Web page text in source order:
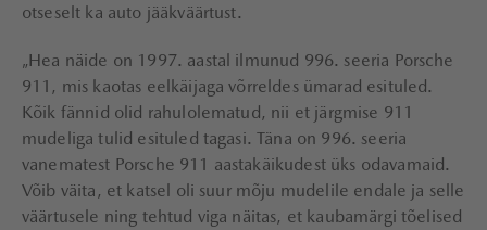
otseselt ka auto jääkväärtust.
„Hea näide on 1997. aastal ilmunud 996. seeria Porsche
911, mis kaotas eelkäijaga võrreldes ümarad esituled.
Kõik fännid olid rahulolematud, nii et järgmise 911
mudeliga tulid esituled tagasi. Täna on 996. seeria
vanematest Porsche 911 aastakäikudest üks odavamaid.
Võib väita, et katsel oli suur mõju mudelile endale ja selle
väärtusele ning tehtud viga näitas, et kaubamärgi tõelised